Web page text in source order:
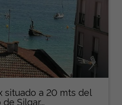
situado a 20 mts del
Silgar...